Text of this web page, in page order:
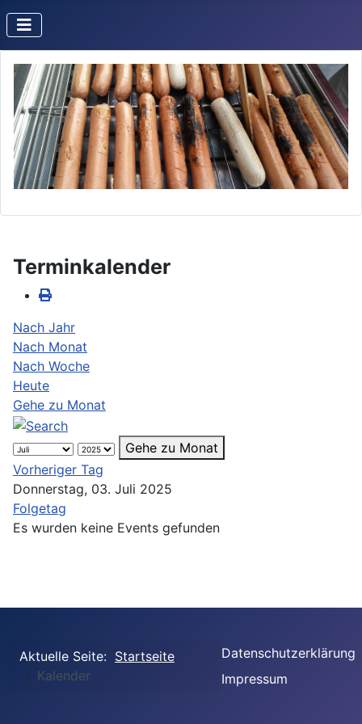
Terminkalender
Nach Jahr
Nach Monat
Nach Woche
Heute
Gehe zu Monat
Gehe zu Monat
Vorheriger Tag
Donnerstag, 03. Juli 2025
Folgetag
Es wurden keine Events gefunden
Aktuelle Seite: Startseite
Kalender
Datenschutzerklärung
Impressum